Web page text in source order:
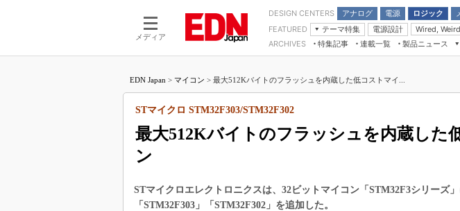
メディア
DESIGN CENTERS アナログ
電源
モーター
ロジック
LSI
受動部品
FEATURED
テーマ特集
つながるクルマ
エレクトロニクス入門
製品解剖（EE Times Japan）
電源設計 Wired, Weird
モーター入門マイコン講座 計測機器
ARCHIVES 特集記事
連載一覧
マイクロプロセッサ懐古録
用講座
たった2つの式で始めるDC/DCコン
バーターの設計
Wired, Weird
製品ニュース
電子ブックレット
EDN Japan > マイコン > 最大512Kバイトのフラッシュを内蔵した低コストマイ...
最大512Kバイトのフラッシュを内蔵した
ン
STマイクロ STM32F303/STM32F302
STマイクロエレクトロニクスは、32ビットマイコン「STM32F3シリーズ
「STM32F303」「STM32F302」を追加した。